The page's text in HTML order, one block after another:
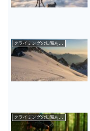
クライミングの知識あれこれ
クライミングの知識あれこれ